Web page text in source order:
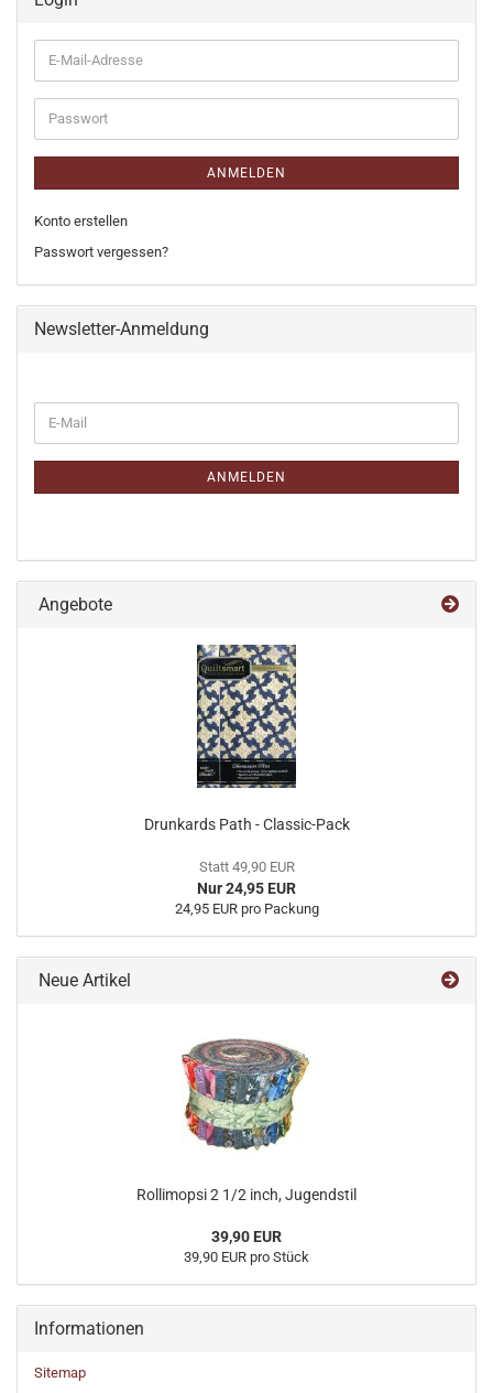
E-
Mail-
Adresse
Passwort
ANMELDEN
Konto erstellen
Passwort vergessen?
Newsletter-Anmeldung
ZUR
NEWSLETTER-
E-
Mail
ANMELDEN
Angebote
Drunkards Path - Classic-Pack
Statt 49,90 EUR
Nur 24,95 EUR
24,95 EUR pro Packung
Neue Artikel
Rollimopsi 2 1/2 inch, Jugendstil
39,90 EUR
39,90 EUR pro Stück
Informationen
Sitemap